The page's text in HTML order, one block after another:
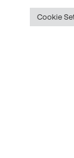
Cookie